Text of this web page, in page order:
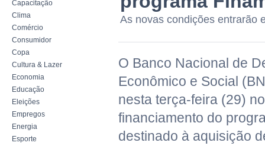
Capacitação
Clima
Comércio
Consumidor
Copa
Cultura & Lazer
Economia
Educação
Eleições
Empregos
Energia
Esporte
As novas condições entrarão
O Banco Nacional de
Econômico e Social
nesta terça-feira (29)
financiamento do
destinado à aquisição